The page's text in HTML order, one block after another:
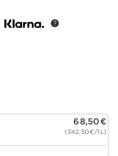
68,50€
(342,50€/1L)